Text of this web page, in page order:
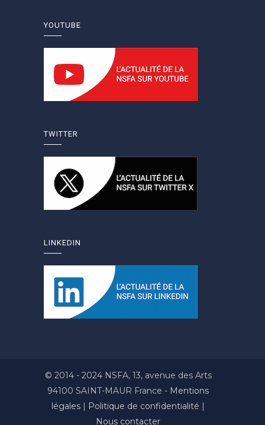
YOUTUBE
TWITTER
LINKEDIN
© 2014 - 2024 NSFA, 13, avenue des Arts
94100 SAINT-MAUR France - Mentions
légales | Politique de confidentialité |
Nous contacter